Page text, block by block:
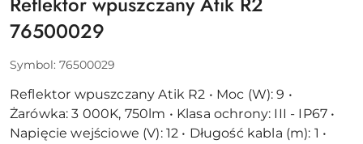
76500029
Symbol: 76500029
Reflektor wpuszczany Atik R2 • Moc (W): 9 •
Żarówka: 3 000K, 750lm • Klasa ochrony: III - IP67 •
Napięcie wejściowe (V): 12 • Długość kabla (m): 1 •